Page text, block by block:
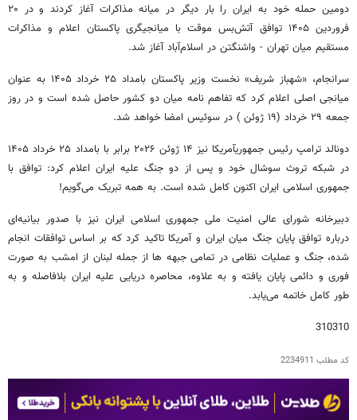
دومین حمله خود به ایران را بار دیگر در میانه مذاکرات آغاز کردند و در ۲۰
فروردین ۱۴۰۵ توافق آتش‌بس موقت با میانجیگری پاکستان اعلام و مذاکرات
مستقیم میان تهران - واشنگتن در اسلام‌آباد آغاز شد.
سرانجام، «شهباز شریف» نخست وزیر پاکستان بامداد ۲۵ خرداد ۱۴۰۵ به عنوان
میانجی اصلی اعلام کرد که تفاهم‌ نامه میان دو کشور حاصل شده است و در روز
جمعه ۲۹ خرداد (۱۹ ژوئن ) در سوئیس امضا خواهد شد.
دونالد ترامپ رئیس جمهوریآمریکا نیز ۱۴ ژوئن ۲۰۲۶ برابر با بامداد ۲۵ خرداد ۱۴۰۵
در شبکه تروث سوشال خود و پس از دو جنگ علیه ایران اعلام کرد: توافق با
جمهوری اسلامی ایران اکنون کامل شده است. به همه تبریک می‌گویم!
دبیرخانه شورای عالی امنیت ملی جمهوری اسلامی ایران نیز با صدور بیانیه‌ای
درباره توافق پایان جنگ میان ایران و آمریکا تاکید کرد که بر اساس توافقات انجام
شده، جنگ و عملیات نظامی در تمامی جبهه ها از جمله لبنان از امشب به صورت
فوری و دائمی پایان یافته و به علاوه، محاصره دریایی علیه ایران بلافاصله و به
طور کامل خاتمه می‌یابد.
310310
کد مطلب 2234911